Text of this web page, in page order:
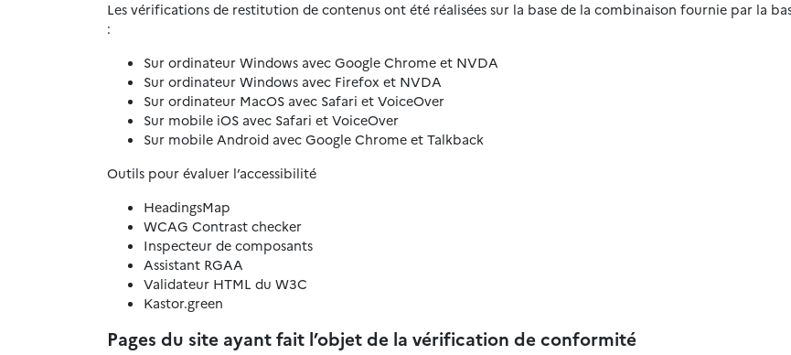
Les vérifications de restitution de contenus ont été réalisées sur la base de la combinaison fournie par la
:
Sur ordinateur Windows avec Google Chrome et NVDA
Sur ordinateur Windows avec Firefox et NVDA
Sur ordinateur MacOS avec Safari et VoiceOver
Sur mobile iOS avec Safari et VoiceOver
Sur mobile Android avec Google Chrome et Talkback
Outils pour évaluer l’accessibilité
HeadingsMap
WCAG Contrast checker
Inspecteur de composants
Assistant RGAA
Validateur HTML du W3C
Kastor.green
Pages du site ayant fait l’objet de la vérification de conformité